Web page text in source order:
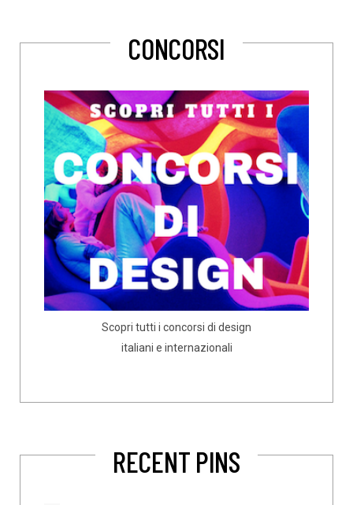
CONCORSI
Scopri tutti i concorsi di design
italiani e internazionali
RECENT PINS